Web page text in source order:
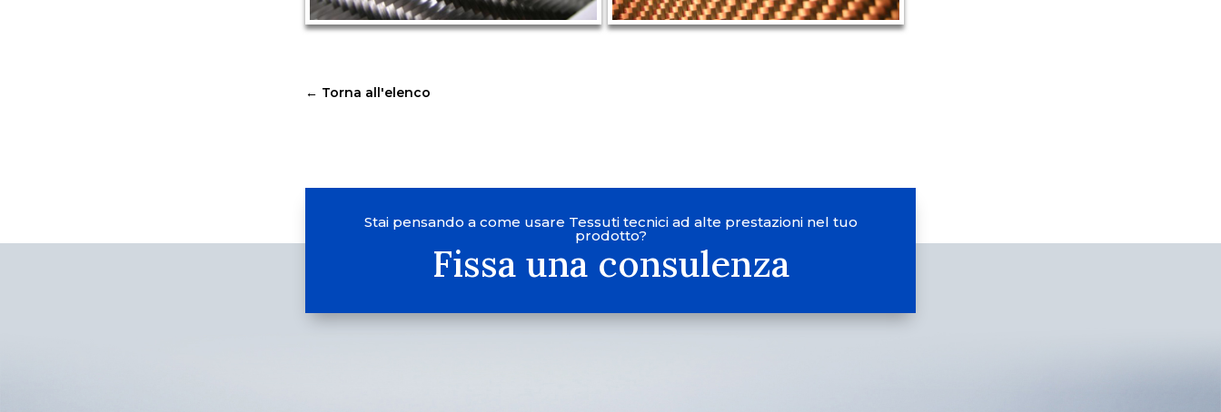
← Torna all'elenco
Stai pensando a come usare Tessuti tecnici ad alte prestazioni nel tuo
prodotto?
Fissa una consulenza